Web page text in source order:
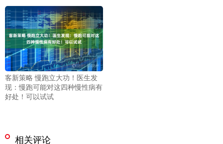
客新策略 慢跑立大功！医生发
现：慢跑可能对这四种慢性病有
好处！可以试试
相关评论